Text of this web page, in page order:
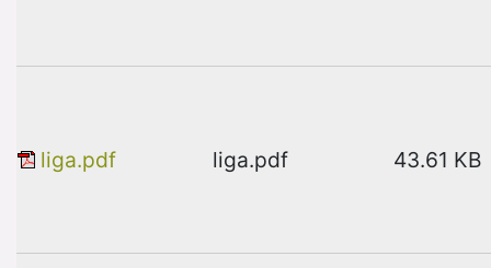
liga.pdf liga.pdf 43.61 KB